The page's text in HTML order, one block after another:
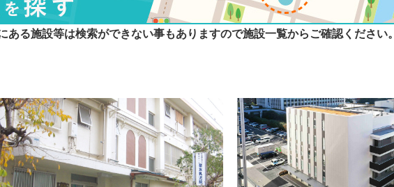
る施設等は検索ができない事もありますので施設一覧からご確認ください。